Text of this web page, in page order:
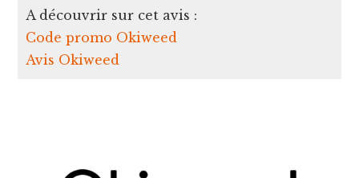
A découvrir sur cet avis :
Code promo Okiweed
Avis Okiweed